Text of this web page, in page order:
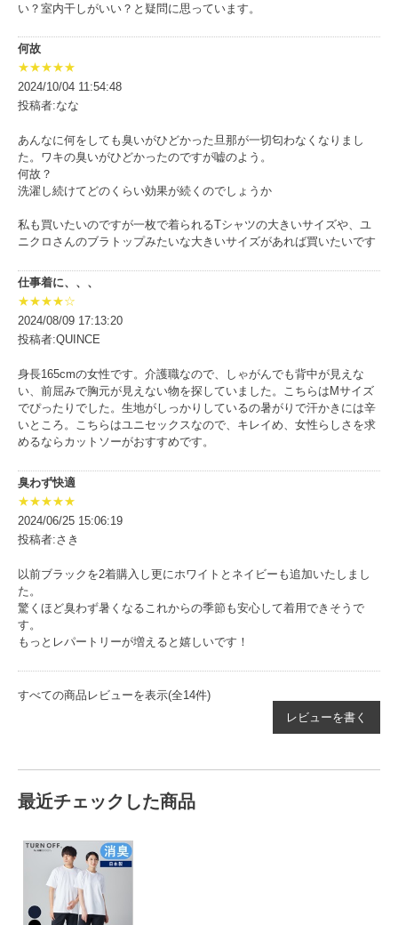
い？室内干しがいい？と疑問に思っています。
何故
★★★★★
2024/10/04 11:54:48
投稿者:なな
あんなに何をしても臭いがひどかった旦那が一切匂わなくなりまし
た。ワキの臭いがひどかったのですが嘘のよう。
何故？
洗濯し続けてどのくらい効果が続くのでしょうか
私も買いたいのですが一枚で着られるTシャツの大きいサイズや、ユ
ニクロさんのブラトップみたいな大きいサイズがあれば買いたいです
仕事着に、、、
★★★★☆
2024/08/09 17:13:20
投稿者:QUINCE
身長165cmの女性です。介護職なので、しゃがんでも背中が見えな
い、前屈みで胸元が見えない物を探していました。こちらはMサイズ
でぴったりでした。生地がしっかりしているの暑がりで汗かきには辛
いところ。こちらはユニセックスなので、キレイめ、女性らしさを求
めるならカットソーがおすすめです。
臭わず快適
★★★★★
2024/06/25 15:06:19
投稿者:さき
以前ブラックを2着購入し更にホワイトとネイビーも追加いたしまし
た。
驚くほど臭わず暑くなるこれからの季節も安心して着用できそうで
す。
もっとレパートリーが増えると嬉しいです！
すべての商品レビューを表示(全14件)
レビューを書く
最近チェックした商品